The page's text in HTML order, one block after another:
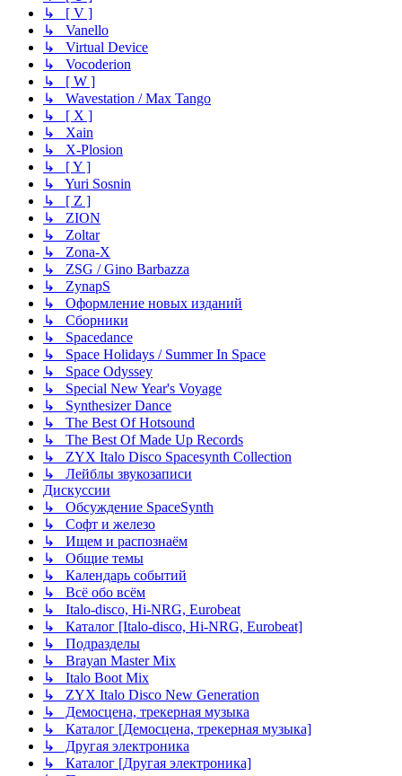
↳ [ V ]
↳ Vanello
↳ Virtual Device
↳ Vocoderion
↳ [ W ]
↳ Wavestation / Max Tango
↳ [ X ]
↳ Xain
↳ X-Plosion
↳ [ Y ]
↳ Yuri Sosnin
↳ [ Z ]
↳ ZION
↳ Zoltar
↳ Zona-X
↳ ZSG / Gino Barbazza
↳ ZynapS
↳ Оформление новых изданий
↳ Сборники
↳ Spacedance
↳ Space Holidays / Summer In Space
↳ Space Odyssey
↳ Special New Year's Voyage
↳ Synthesizer Dance
↳ The Best Of Hotsound
↳ The Best Of Made Up Records
↳ ZYX Italo Disco Spacesynth Collection
↳ Лейблы звукозаписи
Дискуссии
↳ Обсуждение SpaceSynth
↳ Софт и железо
↳ Ищем и распознаём
↳ Общие темы
↳ Календарь событий
↳ Всё обо всём
↳ Italo-disco, Hi-NRG, Eurobeat
↳ Каталог [Italo-disco, Hi-NRG, Eurobeat]
↳ Подразделы
↳ Brayan Master Mix
↳ Italo Boot Mix
↳ ZYX Italo Disco New Generation
↳ Демосцена, трекерная музыка
↳ Каталог [Демосцена, трекерная музыка]
↳ Другая электроника
↳ Каталог [Другая электроника]